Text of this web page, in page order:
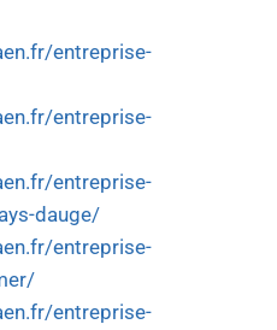
entreprise-
entreprise-
entreprise-
dauge/
entreprise-
entreprise-